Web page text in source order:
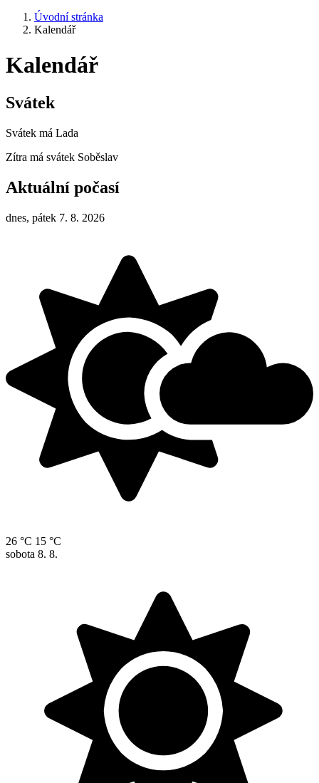
Úvodní stránka
Kalendář
Kalendář
Svátek
Svátek má Lada
Zítra má svátek Soběslav
Aktuální počasí
dnes, pátek 7. 8. 2026
26 °C 15 °C
sobota 8. 8.